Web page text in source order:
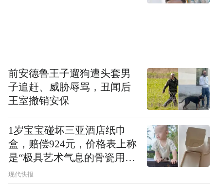
前安德鲁王子遛狗遭头套男
子追赶、威胁辱骂，丑闻后
王室撤销安保
1岁宝宝碰坏三亚酒店纸巾
盒，赔偿924元，价格表上称
是“极具艺术气息的骨瓷用
品”
现代快报